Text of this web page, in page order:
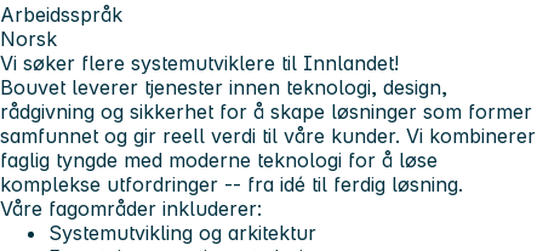
Arbeidsspråk
Norsk
Vi søker flere systemutviklere til Innlandet!
Bouvet leverer tjenester innen teknologi, design,
rådgivning og sikkerhet for å skape løsninger som former
samfunnet og gir reell verdi til våre kunder. Vi kombinerer
faglig tyngde med moderne teknologi for å løse
komplekse utfordringer -- fra idé til ferdig løsning.
Våre fagområder inkluderer:
Systemutvikling og arkitektur